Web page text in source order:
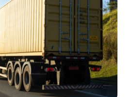
Lorem Ipsum...